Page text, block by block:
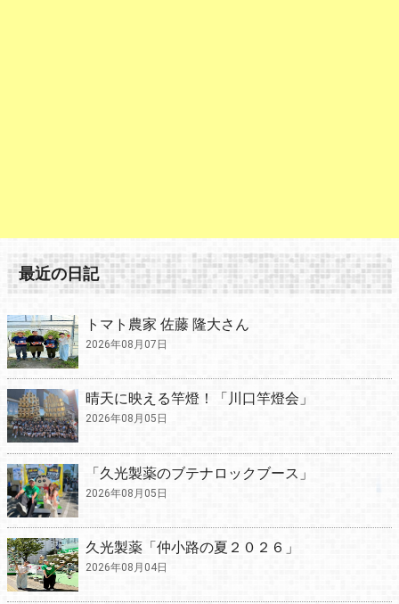
最近の日記
トマト農家 佐藤 隆大さん
2026年08月07日
晴天に映える竿燈！「川口竿燈会」
2026年08月05日
「久光製薬のブテナロックブース」
2026年08月05日
久光製薬「仲小路の夏２０２６」
2026年08月04日